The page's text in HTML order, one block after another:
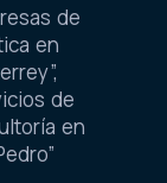
de
en
de
en